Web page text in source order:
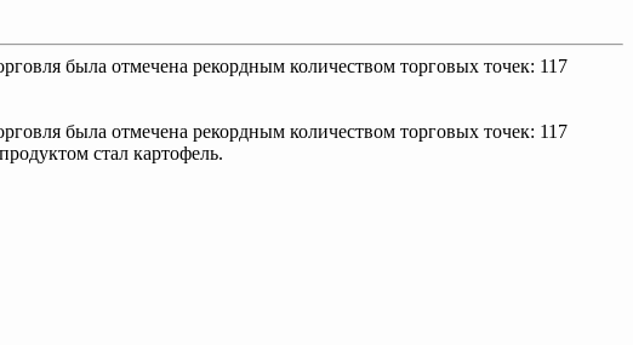
была отмечена рекордным количеством торговых точек: 117
была отмечена рекордным количеством торговых точек: 117
стал картофель.